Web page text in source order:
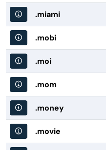
.miami
.mobi
.moi
.mom
.money
.movie